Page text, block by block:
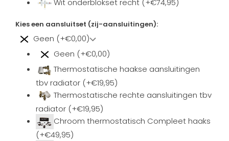
Wit onderblokset recht (+€74,95)
Kies een aansluitset (zij-aansluitingen):
Geen (+€0,00)
Geen (+€0,00)
Thermostatische haakse aansluitingen
tbv radiator (+€19,95)
Thermostatische rechte aansluitingen tbv
radiator (+€19,95)
Chroom thermostatisch Compleet haaks
(+€49,95)